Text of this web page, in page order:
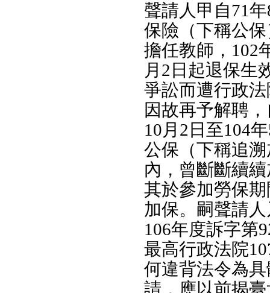
聲請人甲自71
保險（下稱公
擔任教師，102
月2日起退保生
爭訟而遭行政
因故再予解聘
10月2日至104
公保（下稱追
內，曾斷斷續
其於參加勞保
加保。嗣聲請
106年度訴字第
最高行政法院
何違背法令為
請，應以前揭